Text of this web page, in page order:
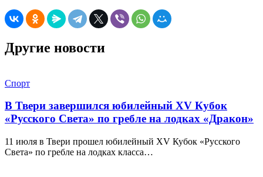
Другие новости
Спорт
В Твери завершился юбилейный XV Кубок
«Русского Света» по гребле на лодках «Дракон»
11 июля в Твери прошел юбилейный XV Кубок «Русского
Света» по гребле на лодках класса…